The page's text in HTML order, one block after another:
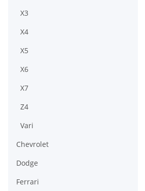
X3
X4
X5
X6
X7
Z4
Vari
Chevrolet
Dodge
Ferrari